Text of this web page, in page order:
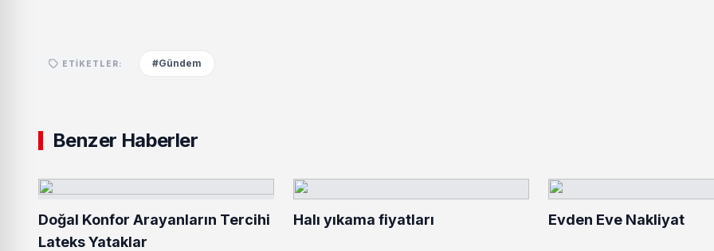
ETIKETLER: #Gündem
Benzer Haberler
Doğal Konfor Arayanların Tercihi
Lateks Yataklar
Halı yıkama fiyatları Evden Eve Nakliyat